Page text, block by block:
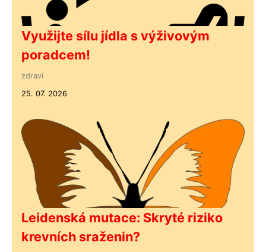
Využijte sílu jídla s výživovým
poradcem!
zdraví
25. 07. 2026
Leidenská mutace: Skryté riziko
krevních sraženin?